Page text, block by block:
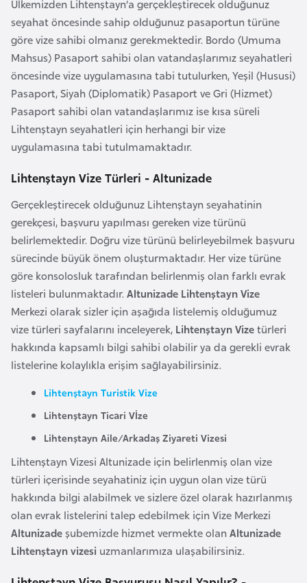
Ülkemizden Lihtenştayn’a gerçekleştirecek olduğunuz
seyahat öncesinde sahip olduğunuz pasaportun türüne
göre vize sahibi olmanız gerekmektedir. Bordo (Umuma
Mahsus) Pasaport sahibi olan vatandaşlarımız seyahatleri
öncesinde vize uygulamasına tabi tutulurken, Yeşil (Hususi)
Pasaport, Siyah (Diplomatik) Pasaport ve Gri (Hizmet)
Pasaport sahibi olan vatandaşlarımız ise kısa süreli
Lihtenştayn seyahatleri için herhangi bir vize
uygulamasına tabi tutulmamaktadır.
Lihtenştayn Vize Türleri - Altunizade
Gerçekleştirecek olduğunuz Lihtenştayn seyahatinin
gerekçesi, başvuru yapılması gereken vize türünü
belirlemektedir. Doğru vize türünü belirleyebilmek başvuru
sürecinde büyük önem oluşturmaktadır. Her vize türüne
göre konsolosluk tarafından belirlenmiş olan farklı evrak
listeleri bulunmaktadır. Altunizade Lihtenştayn Vize
Merkezi olarak sizler için aşağıda listelemiş olduğumuz
vize türleri sayfalarını inceleyerek, Lihtenştayn Vizetürleri
hakkında kapsamlı bilgi sahibi olabilir ya da gerekli evrak
listelerine kolaylıkla erişim sağlayabilirsiniz.
Lihtenştayn Turistik Vize
Lihtenştayn Ticari Vİze
Lihtenştayn Aile/Arkadaş Ziyareti Vizesi
Lihtenştayn Vizesi Altunizade için belirlenmiş olan vize
türleri içerisinde seyahatiniz için uygun olan vize türü
hakkında bilgi alabilmek ve sizlere özel olarak hazırlanmış
olan evrak listelerini talep edebilmek için Vize Merkezi
Altunizadeşubemizde hizmet vermekte olanAltunizade
Lihtenştayn vizesi uzmanlarımıza ulaşabilirsiniz.
B
o
s
n
a
H
e
r
s
k
B
u
l
g
a
r
i
s
B
u
r
k
i
n
a